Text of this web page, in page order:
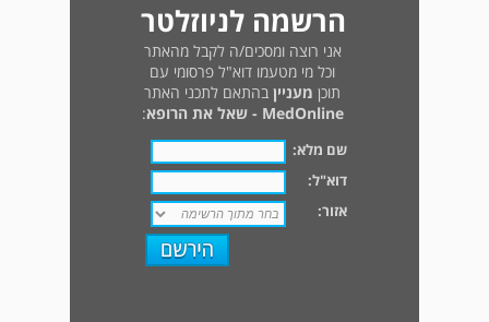
הרשמה לניוזלטר
אני רוצה ומסכים/ה לקבל מהאתר
וכל מי מטעמו דוא"ל פרסומי עם
תוכן מעניין בהתאם לתכני האתר
MedOnline - שאל את הרופא
:
שם מלא:
דוא"ל:
אזור: